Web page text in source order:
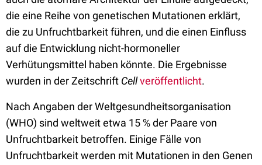
die eine Reihe von genetischen Mutationen erklärt,
die zu Unfruchtbarkeit führen, und die einen Einfluss
auf die Entwicklung nicht-hormoneller
Verhütungsmittel haben könnte. Die Ergebnisse
wurden in der Zeitschrift Cellveröffentlicht.
Nach Angaben der Weltgesundheitsorganisation
(WHO) sind weltweit etwa 15 % der Paare von
Unfruchtbarkeit betroffen. Einige Fälle von
Unfruchtbarkeit werden mit Mutationen in den Genen